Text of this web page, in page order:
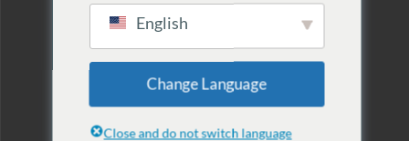
2022.12.10.-11.
Szaunaest –
English
Change Language
Close and do not switch language